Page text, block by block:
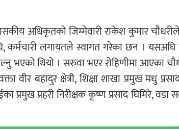
अधिकृतको जिम्मेवारी राकेश कुमार
कर्मचारी लगायतले स्वागत गरेका छन ।
भएको थियो । सरुवा भएर रोहिणीमा आएका
वीर बहादुर क्षेत्री, शिक्षा शाखा प्रमुख मधु
प्रमुख प्रहरी निरीक्षक कृष्ण प्रसाद घिमिरे, वडा